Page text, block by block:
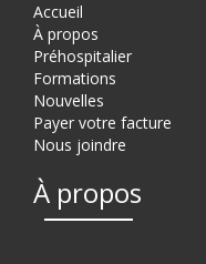
Accueil
À propos
Préhospitalier
Formations
Nouvelles
Payer votre facture
Nous joindre
À propos